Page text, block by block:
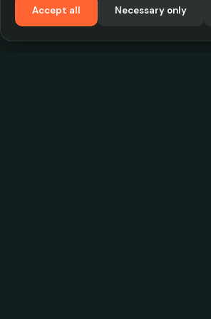
Accept all
Necessary only